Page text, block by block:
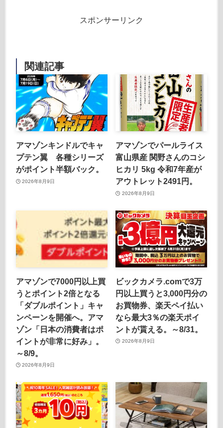
スポンサーリンク
関連記事
アマゾンキンドルでキャ
プテン翼 各種シリーズ
がポイント半額バック。
2026年8月9日
アマゾンでパールライス
富山県産 関野さんのコシ
ヒカリ 5kg 令和7年産が
アウトレット2491円。
2026年8月9日
アマゾンで7000円以上買
うとポイント2倍となる
「ダブルポイント」キャ
ンペーンを開催へ。アマ
ゾン「日本の消費者はポ
イントが非常に好み」。
～8/9。
2026年8月9日
ビックカメラ.comで3万
円以上買うと3,000円分の
お買物券、楽天ペイ払い
なら最大3％の楽天ポイ
ントが貰える。～8/31。
2026年8月9日